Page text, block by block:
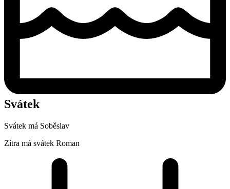
Svátek
Svátek má Soběslav
Zítra má svátek Roman